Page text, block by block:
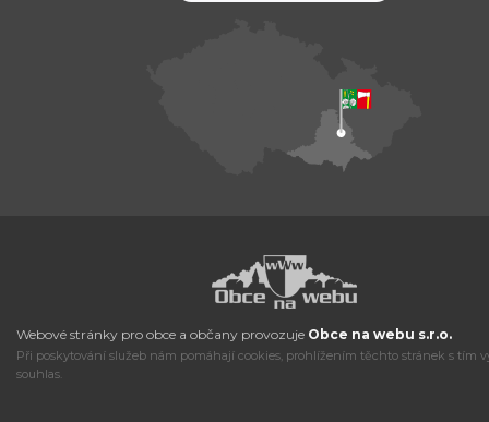
Webové stránky pro obce a občany provozuje Obce na webu s.r.o.
Při poskytování služeb nám pomáhají cookies, prohlížením těchto stránek s tím
souhlas.